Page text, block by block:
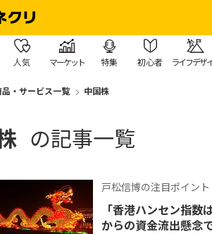
人気 マーケット 特集 初心者 ライフデザ
品・サービス一覧 中国株
の記事一覧
戸松信博の注目ポイン
「香港ハンセン指
からの資金流出懸念